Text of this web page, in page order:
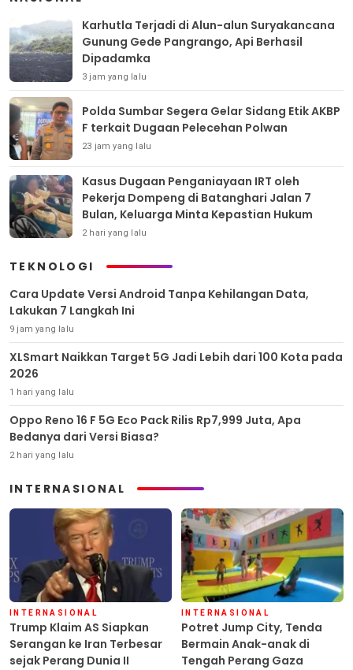
Karhutla Terjadi di Alun-alun Suryakancana
Gunung Gede Pangrango, Api Berhasil
Dipadamka
3 jam yang lalu
Polda Sumbar Segera Gelar Sidang Etik AKBP
F terkait Dugaan Pelecehan Polwan
23 jam yang lalu
Kasus Dugaan Penganiayaan IRT oleh
Pekerja Dompeng di Batanghari Jalan 7
Bulan, Keluarga Minta Kepastian Hukum
2 hari yang lalu
TEKNOLOGI
Cara Update Versi Android Tanpa Kehilangan Data,
Lakukan 7 Langkah Ini
9 jam yang lalu
XLSmart Naikkan Target 5G Jadi Lebih dari 100 Kota pada
2026
1 hari yang lalu
Oppo Reno 16 F 5G Eco Pack Rilis Rp7,999 Juta, Apa
Bedanya dari Versi Biasa?
2 hari yang lalu
INTERNASIONAL
INTERNASIONAL
Trump Klaim AS Siapkan
Serangan ke Iran Terbesar
sejak Perang Dunia II
INTERNASIONAL
Potret Jump City, Tenda
Bermain Anak-anak di
Tengah Perang Gaza